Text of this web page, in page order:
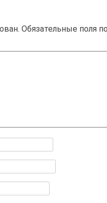
Обязательные поля